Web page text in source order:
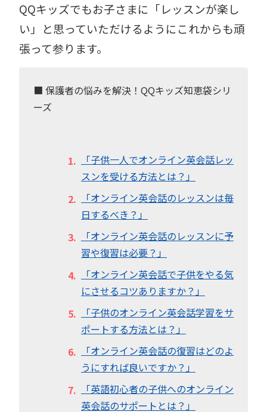
QQキッズでもお子さまに「レッスンが楽し
い」と思っていただけるようにこれからも頑
張って参ります。
■ 保護者の悩みを解決！QQキッズ知恵袋シリ
ーズ
「子供一人でオンライン英会話レッ
スンを受ける方法とは？」
「オンライン英会話のレッスンは毎
日するべき？」
「オンライン英会話のレッスンに予
習や復習は必要？」
「オンライン英会話で子供をやる気
にさせるコツありますか？」
「子供のオンライン英会話学習をサ
ポートする方法とは？」
「オンライン英会話の復習はどのよ
うにすれば良いですか？」
「英語初心者の子供へのオンライン
英会話のサポートとは？」